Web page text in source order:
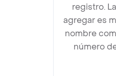
registro.
agregar es
nombre
número